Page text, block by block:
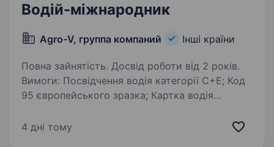
Водій-міжнародник
Agro-V, группа компаний Інші країни
Повна зайнятість. Досвід роботи від 2 років.
Вимоги: Посвідчення водія категорії С+Е; Код
95 європейського зразка; Картка водія
біометричний паспорт; Медичне
4 дні тому